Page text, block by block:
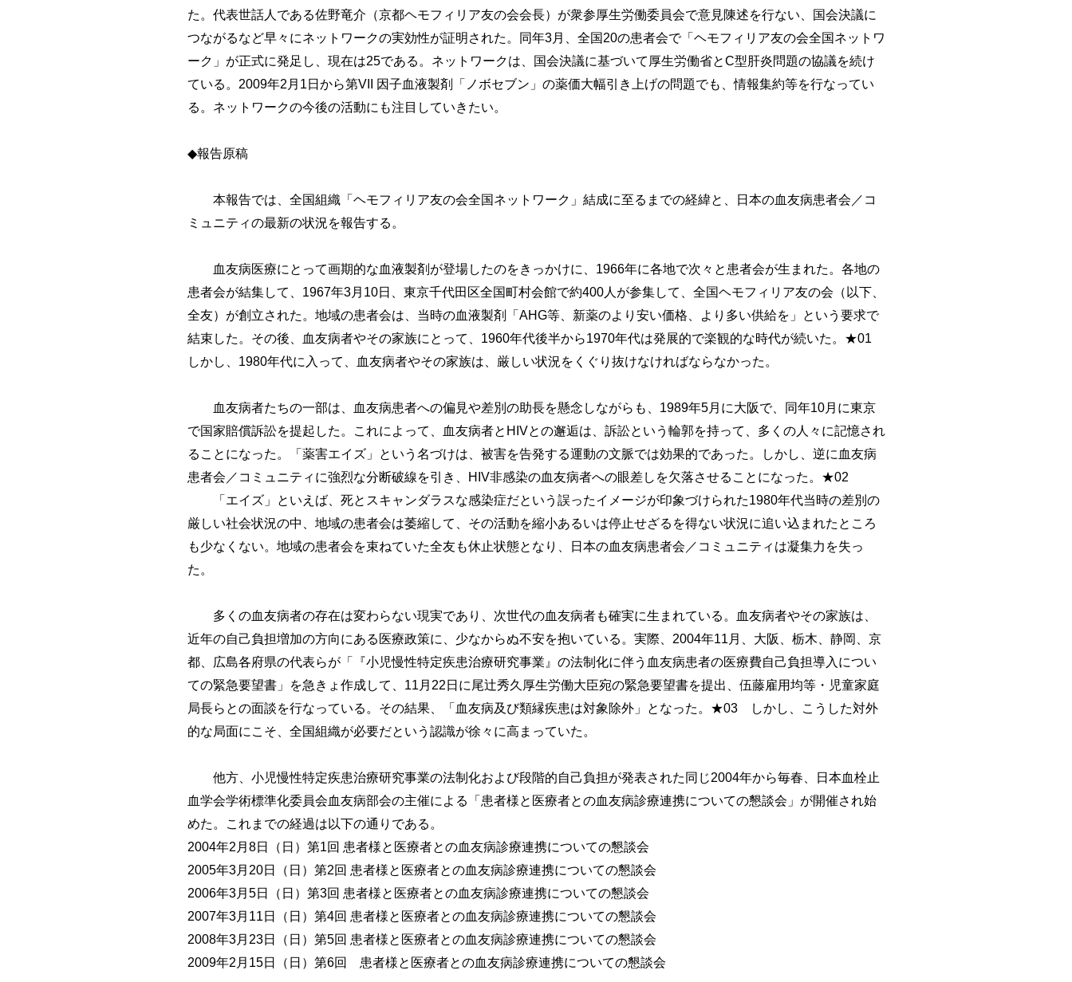
た。代表世話人である佐野竜介（京都ヘモフィリア友の会会長）が衆参厚生労働委員会で意見陳述を行ない、国会決議に
つながるなど早々にネットワークの実効性が証明された。同年3月、全国20の患者会で「ヘモフィリア友の会全国ネットワ
ーク」が正式に発足し、現在は25である。ネットワークは、国会決議に基づいて厚生労働省とC型肝炎問題の協議を続け
ている。2009年2月1日から第VII 因子血液製剤「ノボセブン」の薬価大幅引き上げの問題でも、情報集約等を行なってい
る。ネットワークの今後の活動にも注目していきたい。
◆報告原稿
本報告では、全国組織「ヘモフィリア友の会全国ネットワーク」結成に至るまでの経緯と、日本の血友病患者会／コ
ミュニティの最新の状況を報告する。
血友病医療にとって画期的な血液製剤が登場したのをきっかけに、1966年に各地で次々と患者会が生まれた。各地の
患者会が結集して、1967年3月10日、東京千代田区全国町村会館で約400人が参集して、全国ヘモフィリア友の会（以下、
全友）が創立された。地域の患者会は、当時の血液製剤「AHG等、新薬のより安い価格、より多い供給を」という要求で
結束した。その後、血友病者やその家族にとって、1960年代後半から1970年代は発展的で楽観的な時代が続いた。★01
しかし、1980年代に入って、血友病者やその家族は、厳しい状況をくぐり抜けなければならなかった。
血友病者たちの一部は、血友病患者への偏見や差別の助長を懸念しながらも、1989年5月に大阪で、同年10月に東京
で国家賠償訴訟を提起した。これによって、血友病者とHIVとの邂逅は、訴訟という輪郭を持って、多くの人々に記憶され
ることになった。「薬害エイズ」という名づけは、被害を告発する運動の文脈では効果的であった。しかし、逆に血友病
患者会／コミュニティに強烈な分断破線を引き、HIV非感染の血友病者への眼差しを欠落させることになった。★02
「エイズ」といえば、死とスキャンダラスな感染症だという誤ったイメージが印象づけられた1980年代当時の差別の
厳しい社会状況の中、地域の患者会は萎縮して、その活動を縮小あるいは停止せざるを得ない状況に追い込まれたところ
も少なくない。地域の患者会を束ねていた全友も休止状態となり、日本の血友病患者会／コミュニティは凝集力を失っ
た。
多くの血友病者の存在は変わらない現実であり、次世代の血友病者も確実に生まれている。血友病者やその家族は、
近年の自己負担増加の方向にある医療政策に、少なからぬ不安を抱いている。実際、2004年11月、大阪、栃木、静岡、京
都、広島各府県の代表らが「『小児慢性特定疾患治療研究事業』の法制化に伴う血友病患者の医療費自己負担導入につい
ての緊急要望書」を急きょ作成して、11月22日に尾辻秀久厚生労働大臣宛の緊急要望書を提出、伍藤雇用均等・児童家庭
局長らとの面談を行なっている。その結果、「血友病及び類縁疾患は対象除外」となった。★03 しかし、こうした対外
的な局面にこそ、全国組織が必要だという認識が徐々に高まっていた。
他方、小児慢性特定疾患治療研究事業の法制化および段階的自己負担が発表された同じ2004年から毎春、日本血栓止
血学会学術標準化委員会血友病部会の主催による「患者様と医療者との血友病診療連携についての懇談会」が開催され始
めた。これまでの経過は以下の通りである。
2004年2月8日（日）第1回 患者様と医療者との血友病診療連携についての懇談会
2005年3月20日（日）第2回 患者様と医療者との血友病診療連携についての懇談会
2006年3月5日（日）第3回 患者様と医療者との血友病診療連携についての懇談会
2007年3月11日（日）第4回 患者様と医療者との血友病診療連携についての懇談会
2008年3月23日（日）第5回 患者様と医療者との血友病診療連携についての懇談会
2009年2月15日（日）第6回 患者様と医療者との血友病診療連携についての懇談会